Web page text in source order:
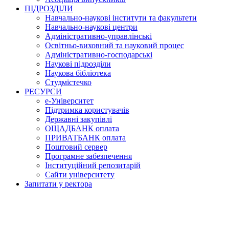
ПІДРОЗДІЛИ
Навчально-наукові інститути та факультети
Навчально-наукові центри
Адміністративно-управлінські
Освітньо-виховний та науковий процес
Адміністративно-господарські
Наукові підрозділи
Наукова бібліотека
Студмістечко
РЕСУРСИ
е-Університет
Підтримка користувачів
Державні закупівлі
ОЩАДБАНК оплата
ПРИВАТБАНК оплата
Поштовий сервер
Програмне забезпечення
Інституційний репозитарій
Сайти університету
Запитати у ректора